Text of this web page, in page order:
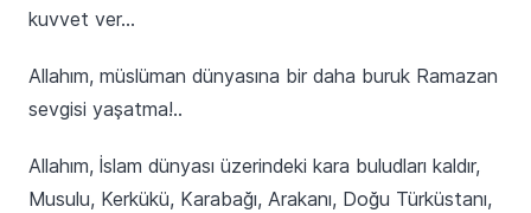
kuvvet ver…
Allahım, müslüman dünyasına bir daha buruk Ramazan
sevgisi yaşatma!..
Allahım, İslam dünyası üzerindeki kara buludları kaldır,
Musulu, Kerkükü, Karabağı, Arakanı, Doğu Türküstanı,